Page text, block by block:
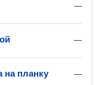
—
—
—
на планку